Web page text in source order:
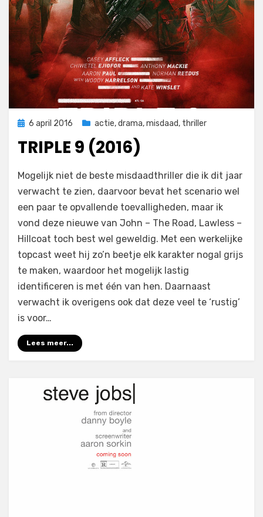
Geplaatst
6 april 2016 actie,drama,misdaad, thriller
TRIPLE 9 (2016)
doorFilmofiel.nl
Laat een reactie achter
op
9
(2016)
Mogelijk niet de beste misdaadthriller die ik dit jaar
verwacht te zien, daarvoor bevat het scenario wel
een paar te opvallende toevalligheden, maar ik
vond deze nieuwe van John – The Road, Lawless –
Hillcoat toch best wel geweldig. Met een werkelijke
topcast weet hij zo’n beetje elk karakter nogal grijs
te maken, waardoor het mogelijk lastig
identificeren is met één van hen. Daarnaast
verwacht ik overigens ook dat deze veel te ‘rustig’
is voor…
Lees meer...